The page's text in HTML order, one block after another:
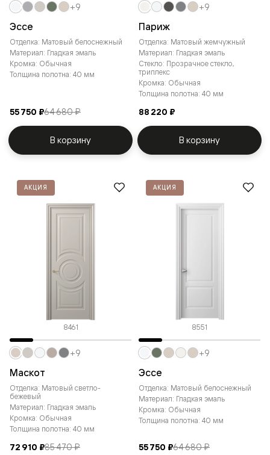
Эссе
Отделка: Матовый белоснежный
Материал: Гладкая эмаль
Кромка: Обычная
Толщина полотна: 40 мм
55 750 ₽64 680 ₽
+9
В корзину
Париж
Отделка: Матовый жемчужный
Материал: Гладкая эмаль
Стекло: Прозрачное стекло,
триплекс
Кромка: Обычная
Толщина полотна: 40 мм
88 220 ₽
+9
В корзину
АКЦИЯ
8461
Маскот
Отделка: Матовый светло-
бежевый
Материал: Гладкая эмаль
Кромка: Обычная
Толщина полотна: 40 мм
72 910 ₽85 470 ₽
+9
АКЦИЯ
8551
Эссе
Отделка: Матовый белоснежный
Материал: Гладкая эмаль
Кромка: Обычная
Толщина полотна: 40 мм
55 750 ₽64 680 ₽
+9